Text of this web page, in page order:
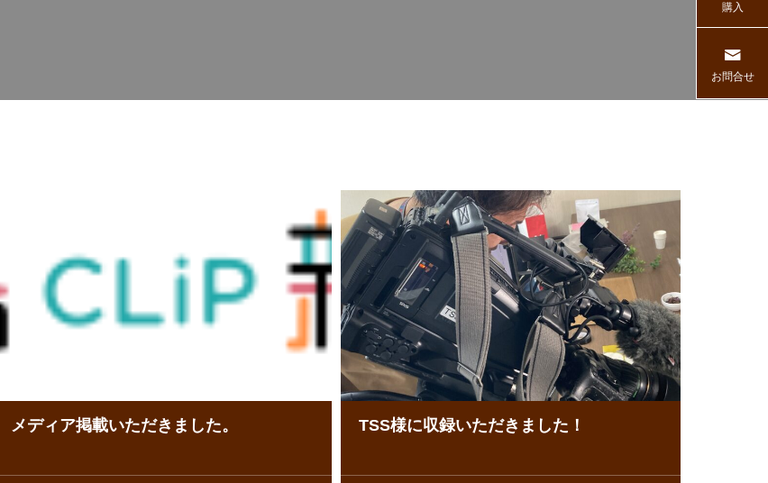
メディア掲載いただきました。 TSS様に収録いただきました！
購入
お問合せ